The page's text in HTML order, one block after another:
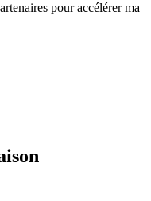
pour accélérer ma